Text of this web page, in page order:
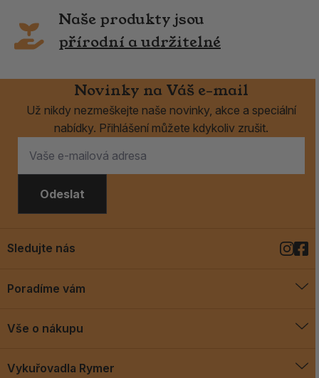
Naše produkty jsou
přírodní a udržitelné
Novinky na Váš e-mail
Už nikdy nezmeškejte naše novinky, akce a speciální
nabídky. Přihlášení můžete kdykoliv zrušit.
Odeslat
Poradíme vám
Blog
Vše o nákupu
Vykuřovadla Rymer
Sledujte nás